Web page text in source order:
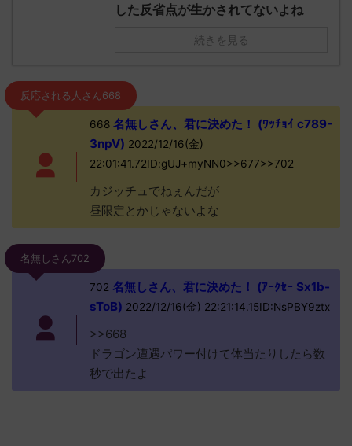
した反省点が生かされてないよね
続きを見る
反応される人さん668
668名無しさん、君に決めた！ (ﾜｯﾁｮｲ c789-
3npV) 2022/12/16(金)
22:01:41.72ID:gUJ+myNN0>>677>>702
カジッチュでねぇんだが
昼限定とかじゃないよな
名無しさん702
702 名無しさん、君に決めた！ (ｱｰｸｾｰ Sx1b-
sToB) 2022/12/16(金) 22:21:14.15ID:NsPBY9ztx
>>668
ドラゴン遭遇パワー付けて体当たりしたら数
秒で出たよ